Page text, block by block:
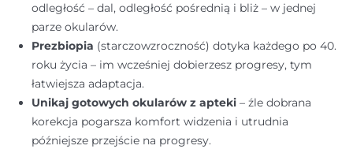
odległość – dal, odległość pośrednią i bliż – w jednej
parze okularów.
Prezbiopia (starczowzroczność) dotyka każdego po 40.
roku życia – im wcześniej dobierzesz progresy, tym
łatwiejsza adaptacja.
Unikaj gotowych okularów z apteki – źle dobrana
korekcja pogarsza komfort widzenia i utrudnia
późniejsze przejście na progresy.